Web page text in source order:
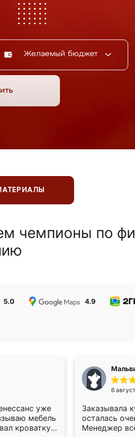
Желаемый бюджет
чемпионы по
5.0 4.9
уже
мебель
кроватку
6
Заказывала
осталась
Менеджер